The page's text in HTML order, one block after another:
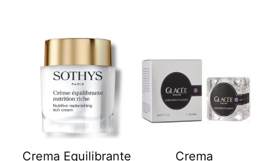
Crema Equilibrante
Crema